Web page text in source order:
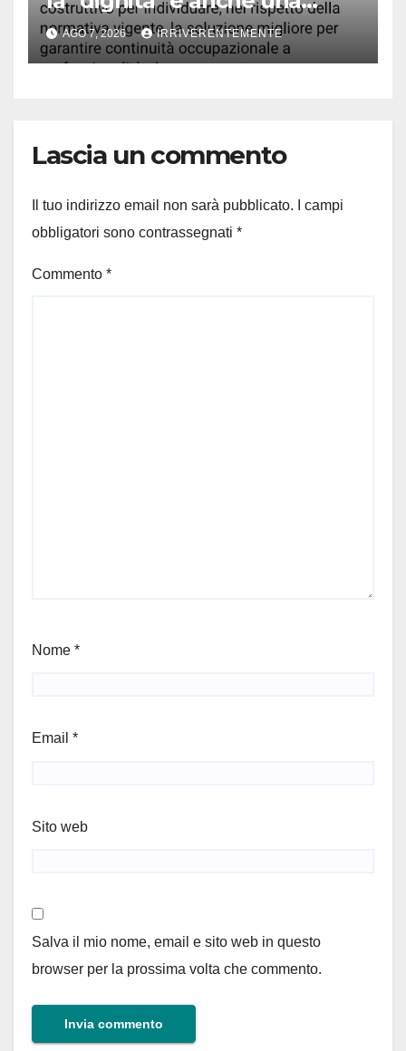
questione di… accenti. Ma
Fiorita, infastidito da disastro
“bollette acqua pazze e fuori
AGO 7, 2026 IRRIVERENTEMENTE
Lascia un commento
Il tuo indirizzo email non sarà pubblicato.
I campi
obbligatori sono contrassegnati *
Commento *
Nome *
Email *
Sito web
Salva il mio nome, email e sito web in questo
browser per la prossima volta che commento.